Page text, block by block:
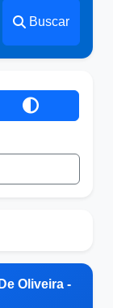
Buscar
Oliveira -